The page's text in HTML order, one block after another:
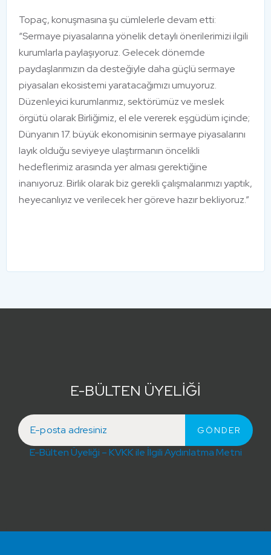
Topaç, konuşmasına şu cümlelerle devam etti:
“Sermaye piyasalarına yönelik detaylı önerilerimizi ilgili
kurumlarla paylaşıyoruz. Gelecek dönemde
paydaşlarımızın da desteğiyle daha güçlü sermaye
piyasaları ekosistemi yaratacağımızı umuyoruz.
Düzenleyici kurumlarımız, sektörümüz ve meslek
örgütü olarak Birliğimiz, el ele vererek eşgüdüm içinde;
Dünyanın 17. büyük ekonomisinin sermaye piyasalarını
layık olduğu seviyeye ulaştırmanın öncelikli
hedeflerimiz arasında yer alması gerektiğine
inanıyoruz. Birlik olarak biz gerekli çalışmalarımızı yaptık,
heyecanlıyız ve verilecek her göreve hazır bekliyoruz.”
E-BÜLTEN ÜYELİĞİ
E-Bülten Üyeliği – KVKK ile İlgili Aydınlatma Metni